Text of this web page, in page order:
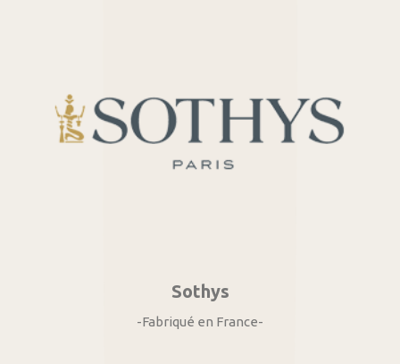
Sothys
-Fabriqué en France-